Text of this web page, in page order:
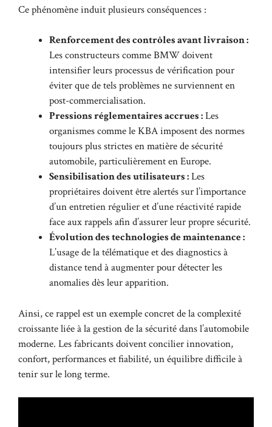
Ce phénomène induit plusieurs conséquences :
Renforcement des contrôles avant livraison :
Les constructeurs comme BMW doivent
intensifier leurs processus de vérification pour
éviter que de tels problèmes ne surviennent en
post-commercialisation.
Pressions réglementaires accrues :Les
organismes comme le KBA imposent des normes
toujours plus strictes en matière de sécurité
automobile, particulièrement en Europe.
Sensibilisation des utilisateurs :Les
propriétaires doivent être alertés sur l’importance
d’un entretien régulier et d’une réactivité rapide
face aux rappels afin d’assurer leur propre sécurité.
Évolution des technologies de maintenance :
L’usage de la télématique et des diagnostics à
distance tend à augmenter pour détecter les
anomalies dès leur apparition.
Ainsi, ce rappel est un exemple concret de la complexité
croissante liée à la gestion de la sécurité dans l’automobile
moderne. Les fabricants doivent concilier innovation,
confort, performances et fiabilité, un équilibre difficile à
tenir sur le long terme.